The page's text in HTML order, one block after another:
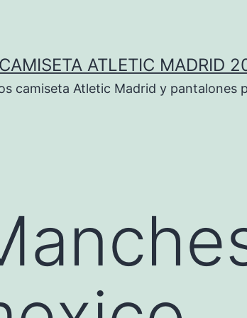
CAMISETA ATLETIC MADRID
camiseta Atletic Madrid y pantalones